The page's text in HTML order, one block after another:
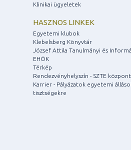
Klinikai ügyeletek
HASZNOS LINKEK
Egyetemi klubok
Klebelsberg Könyvtár
József Attila Tanulmányi és
EHÖK
Térkép
Rendezvényhelyszín - SZTE
Karrier - Pályázatok egyetemi
tisztségekre